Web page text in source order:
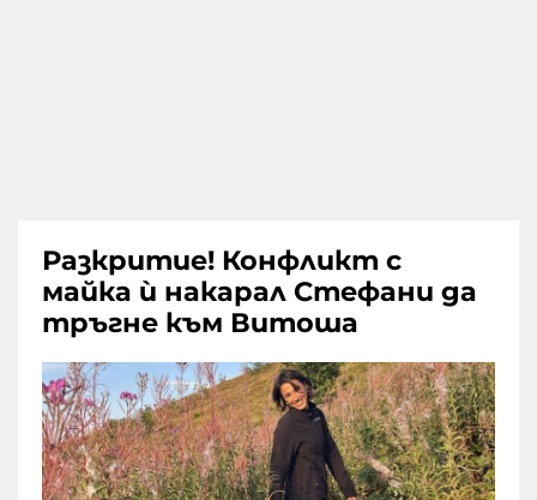
Разкритие! Конфликт с
майка ѝ накарал Стефани да
тръгне към Витоша